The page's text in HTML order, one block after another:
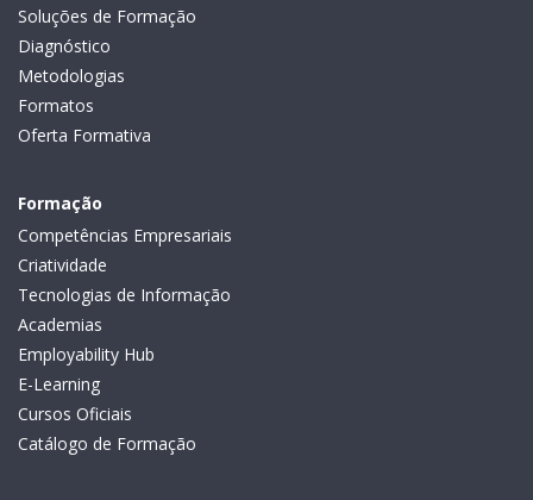
Soluções de Formação
Diagnóstico
Metodologias
Formatos
Oferta Formativa
Formação
Competências Empresariais
Criatividade
Tecnologias de Informação
Academias
Employability Hub
E-Learning
Cursos Oficiais
Catálogo de Formação